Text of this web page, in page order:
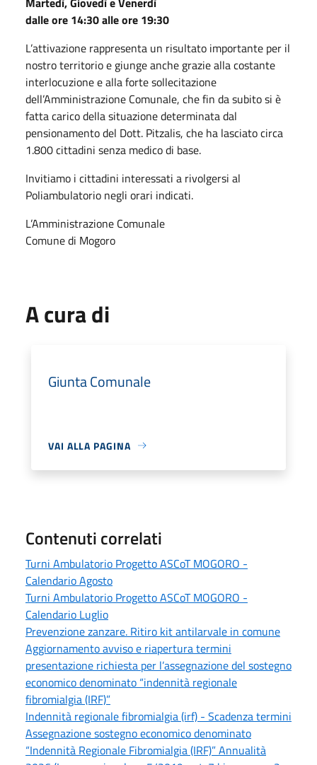
dalle ore 14:30 alle ore 19:30
L’attivazione rappresenta un risultato importante per il
nostro territorio e giunge anche grazie alla costante
interlocuzione e alla forte sollecitazione
dell’Amministrazione Comunale, che fin da subito si è
fatta carico della situazione determinata dal
pensionamento del Dott. Pitzalis, che ha lasciato circa
1.800 cittadini senza medico di base.
Invitiamo i cittadini interessati a rivolgersi al
Poliambulatorio negli orari indicati.
L’Amministrazione Comunale
Comune di Mogoro
A cura di
Giunta Comunale
VAI ALLA PAGINA
Contenuti correlati
Turni Ambulatorio Progetto ASCoT MOGORO -
Calendario Agosto
Turni Ambulatorio Progetto ASCoT MOGORO -
Calendario Luglio
Prevenzione zanzare. Ritiro kit antilarvale in comune
Aggiornamento avviso e riapertura termini
presentazione richiesta per l’assegnazione del sostegno
economico denominato “indennità regionale
fibromialgia (IRF)”
Indennità regionale fibromialgia (irf) - Scadenza termini
Assegnazione sostegno economico denominato
“Indennità Regionale Fibromialgia (IRF)” Annualità